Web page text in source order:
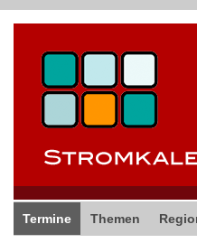
Termine Themen